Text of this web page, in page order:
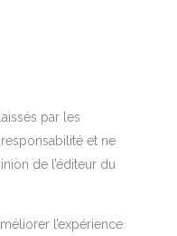
par les
et ne
de l’éditeur du
l’expérience